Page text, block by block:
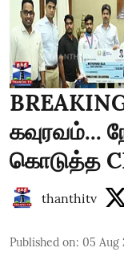
கவுரவம்...
கொடுத்த
thanthitv
Published on: 05 Aug